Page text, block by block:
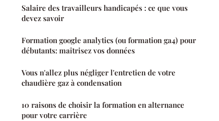
Salaire des travailleurs handicapés : ce que vous
devez savoir
Formation google analytics (ou formation ga4) pour
débutants: maîtrisez vos données
Vous n'allez plus négliger l'entretien de votre
chaudière gaz à condensation
10 raisons de choisir la formation en alternance
pour votre carrière